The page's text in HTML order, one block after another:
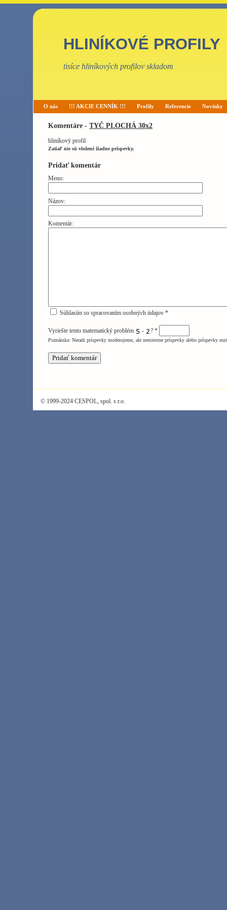
HLINÍKOVÉ PROFILY
tisíce hliníkových profilov skladom
O nás !!! AKCIE CENNÍK !!! Profily Referencie Novinky
Komentáre - TYČ PLOCHÁ 30x2
hliníkový profil
Zatiaľ nie sú vložené žiadne príspevky.
Pridať komentár
Meno:
Názov:
Komentár:
Súhlasím so spracovaním osobných údajov *
Vyriešte tento matematický problém - ? *
Poznámka: Neradi príspevky moderujeme, ale nemiestne príspevky alebo príspevky
© 1999-2024 CESPOL, spol. s r.o.